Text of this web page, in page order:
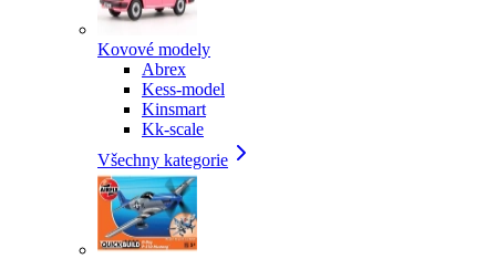
Kovové modely
Abrex
Kess-model
Kinsmart
Kk-scale
Všechny kategorie